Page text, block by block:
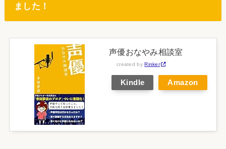
ました！
声優おなやみ相談室
created byRinker
Kindle Amazon